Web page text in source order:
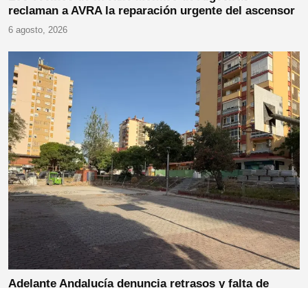
reclaman a AVRA la reparación urgente del ascensor
6 agosto, 2026
Adelante Andalucía denuncia retrasos y falta de